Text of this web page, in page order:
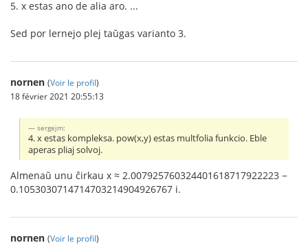
5. x estas ano de alia aro. ...
Sed por lernejo plej taŭgas varianto 3.
nornen (Voir le profil)
18 février 2021 20:55:13
sergejm:
4. x estas kompleksa. pow(x,y) estas multfolia funkcio. Eble
aperas pliaj solvoj.
Almenaŭ unu ĉirkau x ≈ 2.007925760324401618717922223 −
0.1053030714714703214904926767 i.
nornen (Voir le profil)